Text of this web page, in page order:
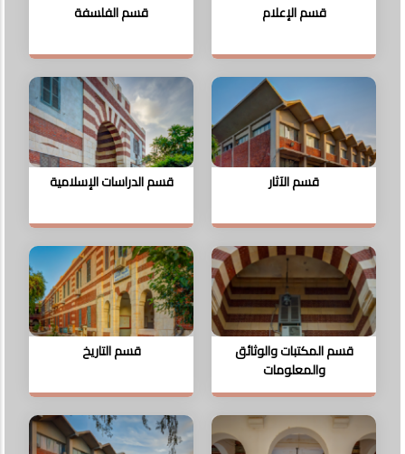
قسم الإعلام قسم الفلسفة
قسم الآثار قسم الدراسات الإسلامية
قسم المكتبات والوثائق
والمعلومات
قسم التاريخ